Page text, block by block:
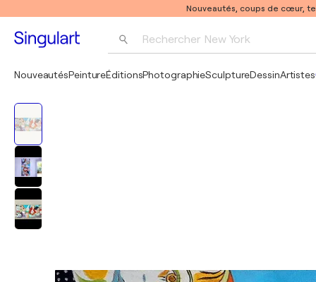
Nouveautés, coups de cœur,
Rechercher New York
NouveautésPeintureÉditionsPhotographieSculptureDessinArtistes